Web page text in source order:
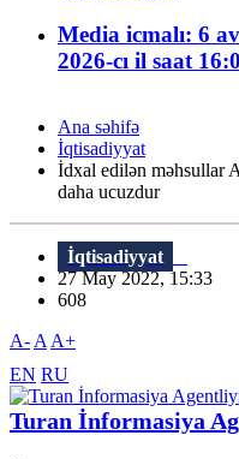
Media icmalı: 6
2026-cı il saat
Ana səhifə
İqtisadiyyat
İdxal edilən məhsullar
daha ucuzdur
İqtisadiyyat
27 May 2022, 15:33
608
A- A A+
EN RU
Turan İnformasiya